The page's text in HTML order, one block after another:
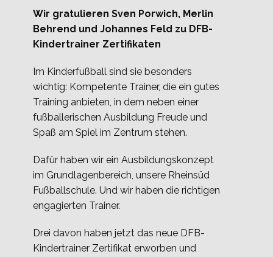
Wir gratulieren Sven Porwich, Merlin
Behrend und Johannes Feld zu DFB-
Kindertrainer Zertifikaten
Im Kinderfußball sind sie besonders
wichtig: Kompetente Trainer, die ein gutes
Training anbieten, in dem neben einer
fußballerischen Ausbildung Freude und
Spaß am Spiel im Zentrum stehen.
Dafür haben wir ein Ausbildungskonzept
im Grundlagenbereich, unsere Rheinsüd
Fußballschule. Und wir haben die richtigen
engagierten Trainer.
Drei davon haben jetzt das neue DFB-
Kindertrainer Zertifikat erworben und